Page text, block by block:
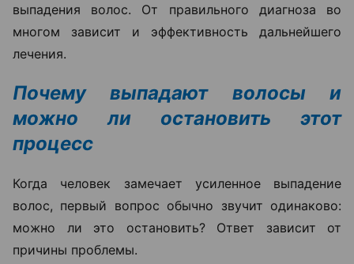
выпадения волос. От правильного диагноза во
многом зависит и эффективность дальнейшего
лечения.
Почему выпадают волосы и
можно ли остановить этот
процесс
Когда человек замечает усиленное выпадение
волос, первый вопрос обычно звучит одинаково:
можно ли это остановить? Ответ зависит от
причины проблемы.